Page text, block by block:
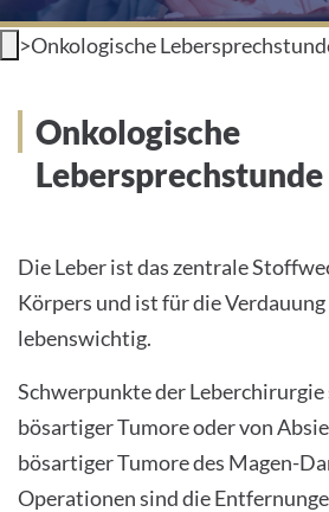
INTERNATIONAL PATIENTS
Impressum
>Onkologische
Onkologische
Lebersprechstunde
Die Leber ist das zentrale
Körpers und ist für die
lebenswichtig.
Schwerpunkte der
bösartiger Tumore oder von
bösartiger Tumore des Magen-
Operationen sind die